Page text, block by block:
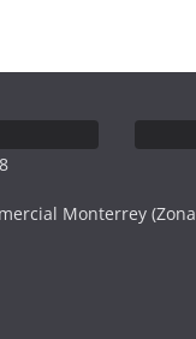
Monterrey (Zona